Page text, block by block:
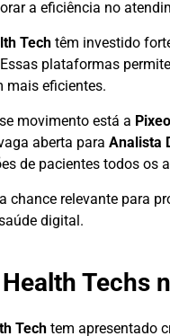
a eficiência no
Tech têm investido
plataformas
mais eficientes.
movimento está a
aberta para Analista
de pacientes todos os
chance relevante para
digital.
Techs
Tech tem apresentado